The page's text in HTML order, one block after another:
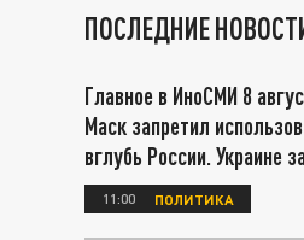
ПОСЛЕДНИЕ
Главное в ИноСМИ 8
Маск запретил
вглубь России. Украине
11:00 ПОЛИТИКА